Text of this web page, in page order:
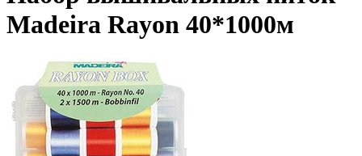
Madeira Rayon 40*1000м